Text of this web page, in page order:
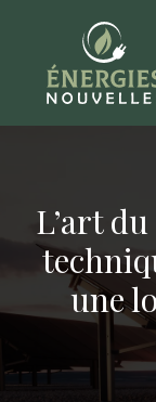
L’art
une